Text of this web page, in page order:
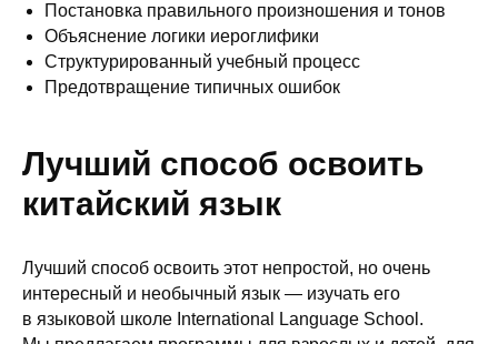
Постановка правильного произношения и тонов
Объяснение логики иероглифики
Структурированный учебный процесс
Предотвращение типичных ошибок
Лучший способ освоить
китайский язык
Лучший способ освоить этот непростой, но очень
интересный и необычный язык — изучать его
в языковой школе International Language School.